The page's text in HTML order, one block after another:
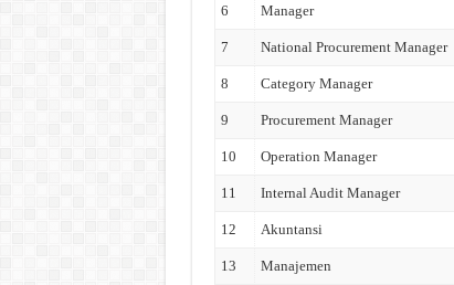
6 Manager
7 National Procurement Manager
8 Category Manager
9 Procurement Manager
10 Operation Manager
11 Internal Audit Manager
12 Akuntansi
13 Manajemen